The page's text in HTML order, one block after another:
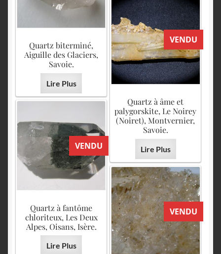
Quartz biterminé,
Aiguille des Glaciers,
Savoie.
Lire Plus
VENDU
Quartz à âme et
palygorskite, Le Noirey
(Noiret), Montvernier,
Savoie.
Lire Plus
VENDU
Quartz à fantôme
chloriteux, Les Deux
Alpes, Oisans, Isère.
Lire Plus
VENDU